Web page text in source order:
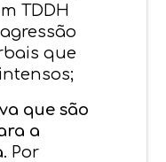
TDDH
que
que são
a
. Por